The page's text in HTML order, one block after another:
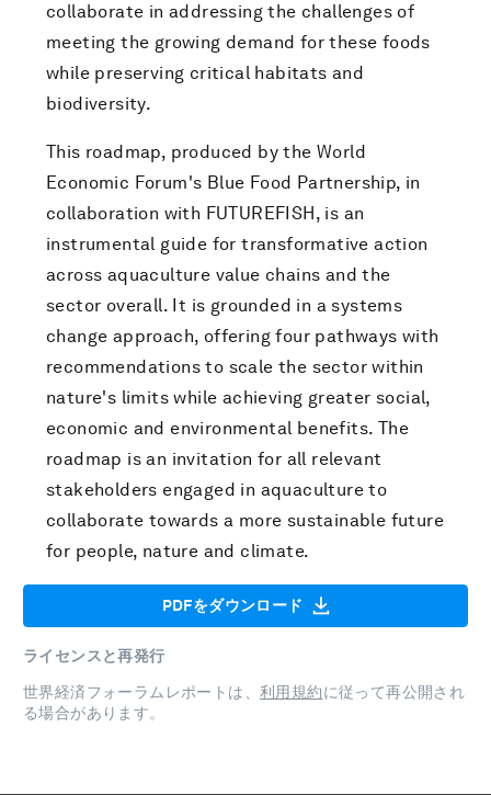
collaborate in addressing the challenges of
meeting the growing demand for these foods
while preserving critical habitats and
biodiversity.
This roadmap, produced by the World
Economic Forum's Blue Food Partnership, in
collaboration with FUTUREFISH, is an
instrumental guide for transformative action
across aquaculture value chains and the
sector overall. It is grounded in a systems
change approach, offering four pathways with
recommendations to scale the sector within
nature's limits while achieving greater social,
economic and environmental benefits. The
roadmap is an invitation for all relevant
stakeholders engaged in aquaculture to
collaborate towards a more sustainable future
for people, nature and climate.
PDFをダウンロード
ライセンスと再発行
世界経済フォーラムレポートは、 利用規約に従って再公開され
る場合があります。